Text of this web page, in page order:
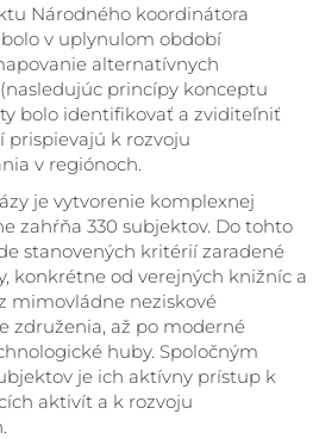
Národného koordinátora
v uplynulom období
alternatívnych
princípy konceptu
bolo identifikovať a zviditeľniť
prispievajú k rozvoju
v regiónoch.
je vytvorenie komplexnej
zahŕňa 330 subjektov. Do tohto
stanovených kritérií zaradené
konkrétne od verejných knižníc a
mimovládne neziskové
združenia, až po moderné
huby. Spoločným
je ich aktívny prístup k
aktivít a k rozvoju